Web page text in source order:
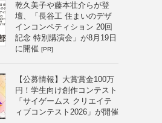
乾久美子や藤本壮介らが登
壇、「長谷工 住まいのデザ
インコンペティション 20回
記念 特別講演会」が8月19日
に開催 [PR]
【公募情報】大賞賞金100万
円！学生向け創作コンテスト
「サイゲームス クリエイテ
ィブコンテスト2026」が開催